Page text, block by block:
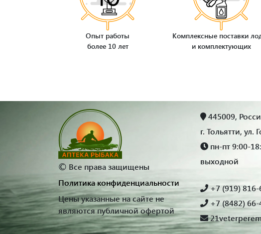
Опыт работы
более 10 лет
Комплексные поставки
и комплектующих
© Все права защищены
Политика конфиденциальности
Цены указанные на сайте не
являются публичной офертой
445009,
г. Тольятти, ул.
пн-пт 9:00-
выходной
+7 (919)
+7 (8482)